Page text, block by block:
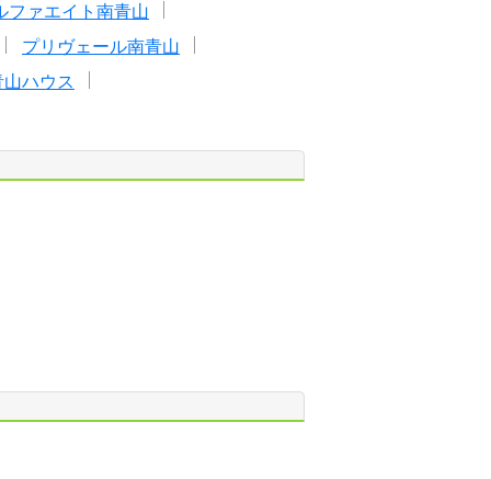
ファエイト南青山
プリヴェール南青山
山ハウス